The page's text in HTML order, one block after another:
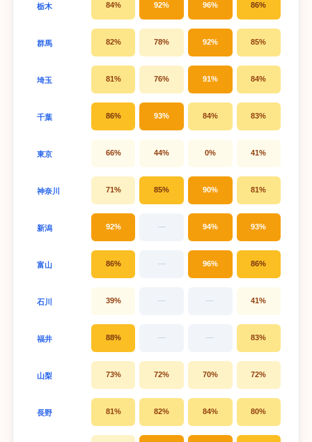
栃木 84% 92% 96% 86%
群馬 82% 78% 92% 85%
埼玉 81% 76% 91% 84%
千葉 86% 93% 84% 83%
東京 66% 44% 0% 41%
神奈川 71% 85% 90% 81%
新潟 92% — 94% 93%
富山 86% — 96% 86%
石川 39% — — 41%
福井 88% — — 83%
山梨 73% 72% 70% 72%
長野 81% 82% 84% 80%